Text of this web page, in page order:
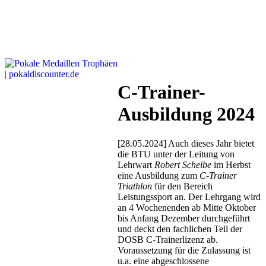
C-Trainer-
Ausbildung 2024
[28.05.2024] Auch dieses Jahr bietet
die BTU unter der Leitung von
Lehrwart Robert Scheibe im Herbst
eine Ausbildung zum C-Trainer
Triathlon für den Bereich
Leistungssport an. Der Lehrgang wird
an 4 Wochenenden ab Mitte Oktober
bis Anfang Dezember durchgeführt
und deckt den fachlichen Teil der
DOSB C-Trainerlizenz ab.
Voraussetzung für die Zulassung ist
u.a. eine abgeschlossene